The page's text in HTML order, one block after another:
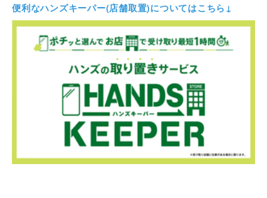
便利なハンズキーパー(店舗取置)についてはこちら↓